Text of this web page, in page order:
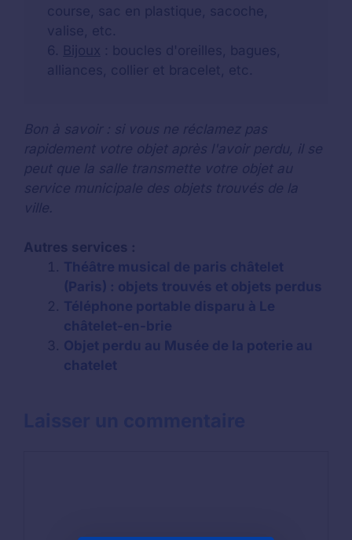
course, sac en plastique, sacoche,
valise, etc.
6. Bijoux : boucles d'oreilles, bagues,
alliances, collier et bracelet, etc.
Bon à savoir : si vous ne réclamez pas
rapidement votre objet après l'avoir perdu, il se
peut que la salle transmette votre objet au
service municipale des objets trouvés de la
ville.
Autres services :
Théâtre musical de paris châtelet
(Paris) : objets trouvés et objets perdus
Téléphone portable disparu à Le
châtelet-en-brie
Objet perdu au Musée de la poterie au
chatelet